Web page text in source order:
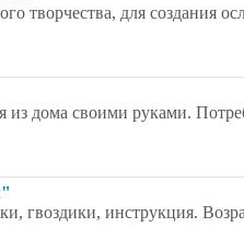
творчества, для создания
из дома своими руками.
гвоздики, инструкция.